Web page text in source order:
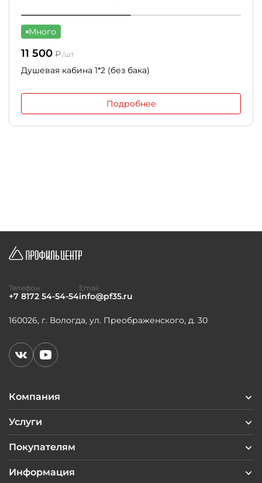
Много
11 500 ₽/шт
Душевая кабина 1*2 (без бака)
Подробнее
Компания
Услуги
Покупателям
Информация
160026, г. Вологда, ул. Преображенского, д. 30
Телефон
+7 8172 54-54-54
Email
info@pf35.ru